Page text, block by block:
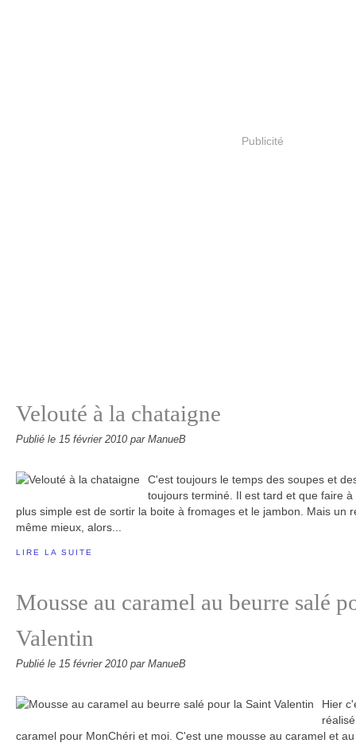
Publicité
Velouté à la chataigne
Publié le 15 février 2010 par ManueB
C'est toujours le temps des soupes et
toujours terminé. Il est tard et que faire
plus simple est de sortir la boite à fromages et le jambon. Mais un
même mieux, alors...
LIRE LA SUITE
Mousse au caramel au beurre salé
Valentin
Publié le 15 février 2010 par ManueB
Hier
caramel pour MonChéri et moi. C'est une mousse au caramel et